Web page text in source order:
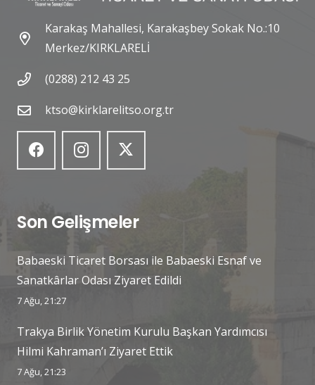
Karakaş Mahallesi, Karakaşbey Sokak No.:10
Merkez/KIRKLARELİ
(0288) 212 43 25
ktso@kirklarelitso.org.tr
Son Gelişmeler
Babaeski Ticaret Borsası ile Babaeski Esnaf ve
Sanatkârlar Odası Ziyaret Edildi
7 Ağu, 21:27
Trakya Birlik Yönetim Kurulu Başkan Yardımcısı
Hilmi Kahraman’ı Ziyaret Ettik
7 Ağu, 21:23